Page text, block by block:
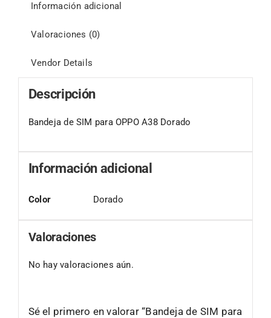
Información adicional
Valoraciones (0)
Vendor Details
Descripción
Bandeja de SIM para OPPO A38 Dorado
Información adicional
Color Dorado
Valoraciones
No hay valoraciones aún.
Sé el primero en valorar “Bandeja de SIM para